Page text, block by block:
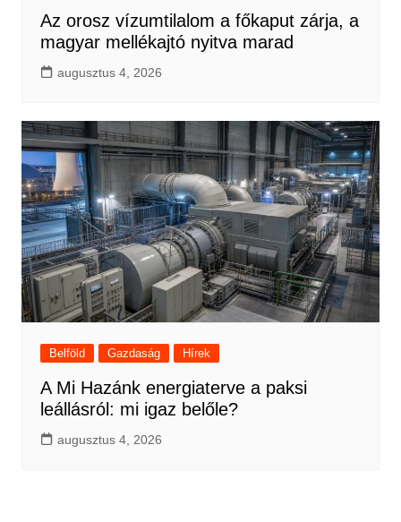
Az orosz vízumtilalom a főkaput zárja, a
magyar mellékajtó nyitva marad
augusztus 4, 2026
Belföld Gazdaság Hírek
A Mi Hazánk energiaterve a paksi
leállásról: mi igaz belőle?
augusztus 4, 2026